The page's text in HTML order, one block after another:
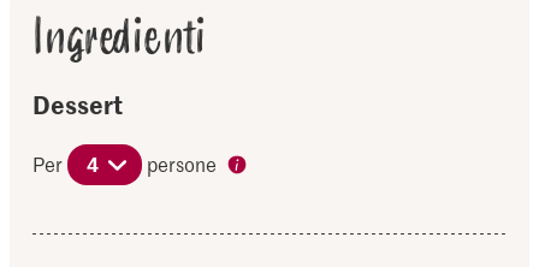
Ingredienti
Dessert
Per 4 persone